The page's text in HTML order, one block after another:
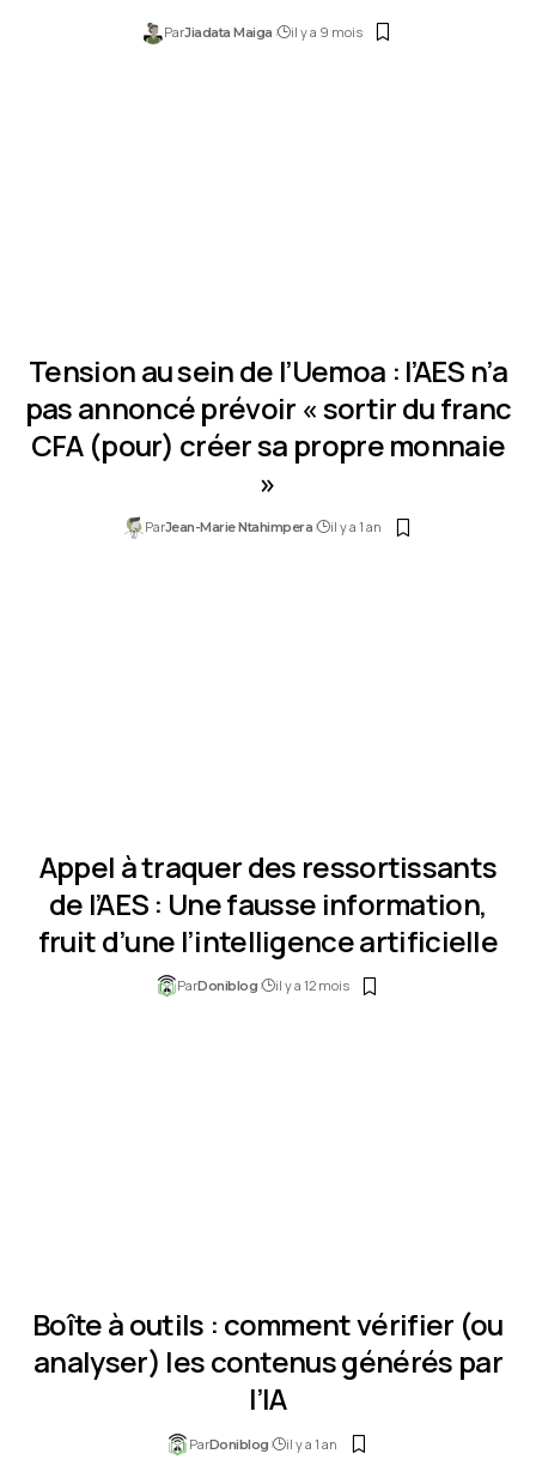
ParJiadata Maiga il y a 9 mois
Tension au sein de l’Uemoa : l’AES n’a
pas annoncé prévoir « sortir du franc
CFA (pour) créer sa propre monnaie
»
ParJean-Marie Ntahimpera il y a 1 an
Appel à traquer des ressortissants
de l’AES : Une fausse information,
fruit d’une l’intelligence artificielle
ParDoniblog il y a 12 mois
Boîte à outils : comment vérifier (ou
analyser) les contenus générés par
l’IA
ParDoniblog il y a 1 an